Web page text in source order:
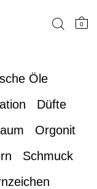
0
Öle
Düfte
Orgonit
Schmuck